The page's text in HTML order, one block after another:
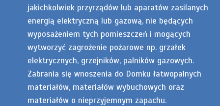
jakichkolwiek przyrządów lub aparatów zasilanych
energią elektryczną lub gazową, nie będących
wyposażeniem tych pomieszczeń i mogących
wytworzyć zagrożenie pożarowe np. grzałek
elektrycznych, grzejników, palników gazowych.
Zabrania się wnoszenia do Domku łatwopalnych
materiałów, materiałów wybuchowych oraz
materiałów o nieprzyjemnym zapachu.